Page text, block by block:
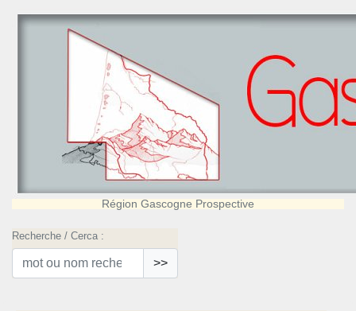
Région Gascogne Prospective
Recherche / Cerca :
>>